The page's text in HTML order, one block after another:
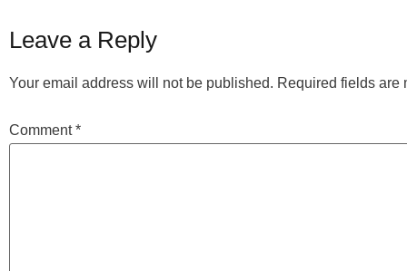
Leave a Reply
Your email address will not be published. Required fields are
Comment*